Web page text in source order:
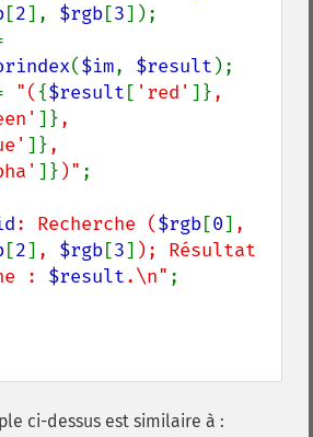
[2], $rgb[3]);
($im, $result );
"( {$result [ 'red' ]}
]}
]}
]} )" ;
: Recherche ($rgb[0]
[2] , $rgb[3] ); Résultat
: $result.\n" ;
ci-dessus est similaire à :